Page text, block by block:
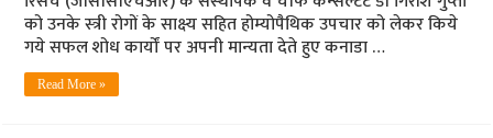
को उनके स्‍त्री रोगों के साक्ष्‍य सहित होम्‍योपैथिक उपचार को लेकर किये
गये सफल शोध कार्यों पर अपनी मान्‍यता देते हुए कनाडा …
Read More »